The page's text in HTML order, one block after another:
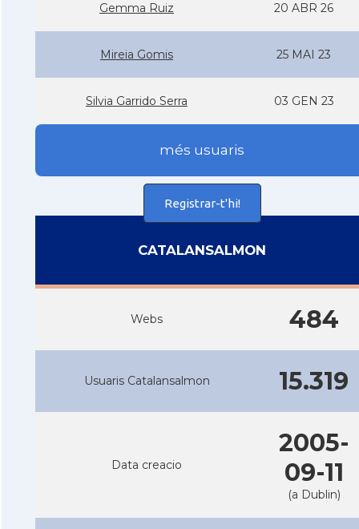
Gemma Ruiz 20 ABR 26
Mireia Gomis 25 MAI 23
Silvia Garrido Serra 03 GEN 23
més usuaris
Registrar-t'hi!
CATALANSALMON
Webs 484
Usuaris Catalansalmon 15.319
Data creacio
2005-
09-11
(a Dublin)